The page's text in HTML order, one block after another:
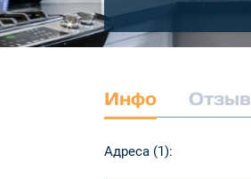
Инфо
Адреса (1):